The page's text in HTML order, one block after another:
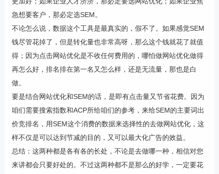
急想要客户，那必定选SEM。
不论怎么说，数据这个工具是最真实的，假不了。如果感觉SEM
钱尽管花掉了，但是转化量也非常高呀，那么这个钱就花了就值
得；因为点击网站优化是不收任何费用的，哪怕做网站优化做得
再怎么好，排名排在第一名又怎么样，还是无流量，那也是白
做。
要是结合网站优化和SEM的话，是即有点击量又节省花费。因为
咱们需要搜索指数和ACP所给咱们的参考，来给SEM的主要词出
价竞排名，用SEM这个消费的数据来选择性的去做网站优化，这
样不仅是可以达到节减的目的，又可以最大化广告的效益。
总结：这两种都是各有各的长处，不论是去做哪一种，相信对您
来讲都会只要好处的。不过这两种都不是那么的好学，一定要花